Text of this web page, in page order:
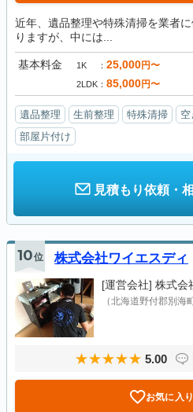
近年、遺品整理や特殊清掃を業者
りますが、中には...
基本料金 1K 25,000円〜
2LDK 85,000円〜
遺品整理 生前整理 特殊清掃 空
部屋片付け
見積もり依頼・
10位 株式会社ワイエスディ
[運営会社] 株式会
（北海道野付郡別海
5.00
お気に入